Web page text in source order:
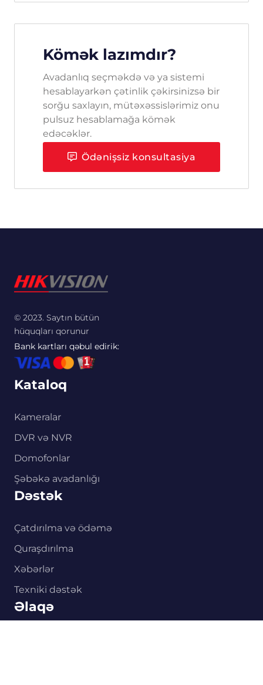
Kömək lazımdır?
Avadanlıq seçməkdə və ya sistemi
hesablayarkən çətinlik çəkirsinizsə bir
sorğu saxlayın, mütəxəssislərimiz onu
pulsuz hesablamağa kömək
edəcəklər.
Ödənişsiz konsultasiya
Əsas
© 2023. Saytın bütün
hüquqları qorunur
Bank kartları qəbul edirik:
Kataloq
Kameralar
DVR və NVR
Domofonlar
Şəbəkə avadanlığı
Dəstək
Çatdırılma və ödəmə
Quraşdırılma
Xəbərlər
Texniki dəstək
Əlaqə